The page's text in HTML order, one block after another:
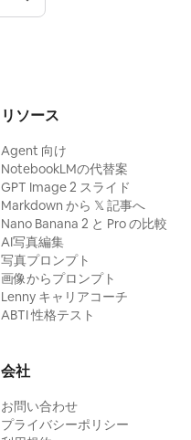
リソース
Agent 向け
NotebookLMの代替案
GPT Image 2 スライド
Markdown から 𝕏 記事へ
Nano Banana 2 と Pro の比較
AI写真編集
写真プロンプト
画像からプロンプト
Lenny キャリアコーチ
ABTI 性格テスト
会社
お問い合わせ
プライバシーポリシー